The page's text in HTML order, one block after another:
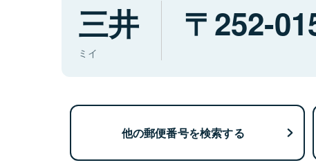
三井
ミイ
252-
他の郵便番号を検索する